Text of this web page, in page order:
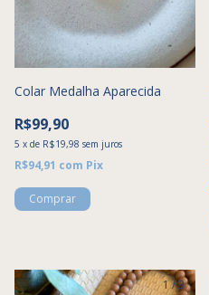
Colar Medalha Aparecida
R$99,90
5 x de R$19,98 sem juros
R$94,91 com Pix
1/3